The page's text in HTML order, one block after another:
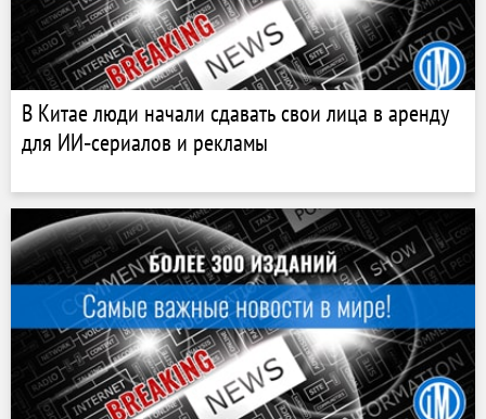
В Китае люди начали сдавать свои лица в аренду
для ИИ‑сериалов и рекламы